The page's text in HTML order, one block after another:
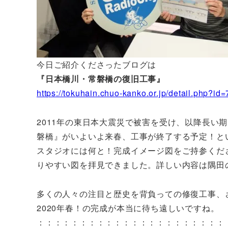
今日ご紹介くださったブログは
『日本橋川・常磐橋の復旧工事』
https://tokuhain.chuo-kanko.or.jp/
2011年の東日本大震災で被害を受け、以降長い
磐橋』がいよいよ来春、工事が終了する予定！
スタジオには何と！完成イメージ図をご持参く
りやすい図を拝見できました。詳しい内容は隅
多くの人々の注目と歴史を背負っての修復工事
2020年春！の完成が本当に待ち遠しいですね。
：：：：：：：：：：：：：：：：：：：：：